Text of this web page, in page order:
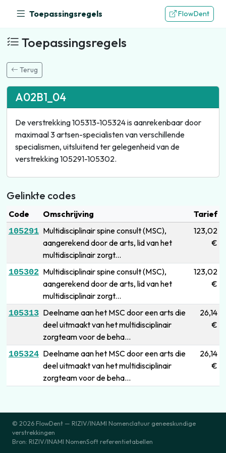
Toepassingsregels FlowDent
Toepassingsregels
Terug
A02B1_04
De verstrekking 105313-105324 is aanrekenbaar door
maximaal 3 artsen-specialisten van verschillende
specialismen, uitsluitend ter gelegenheid van de
verstrekking 105291-105302.
Gelinkte codes
Code Omschrijving Tarief
105291 Multidisciplinair spine consult (MSC),
aangerekend door de arts, lid van het
multidisciplinair zorgt...
123,02
€
105302 Multidisciplinair spine consult (MSC),
aangerekend door de arts, lid van het
multidisciplinair zorgt...
123,02
€
105313 Deelname aan het MSC door een arts die
deel uitmaakt van het multidisciplinair
zorgteam voor de beha...
26,14
€
105324 Deelname aan het MSC door een arts die
deel uitmaakt van het multidisciplinair
zorgteam voor de beha...
26,14
€
© 2026 FlowDent — RIZIV/INAMI Nomenclatuur geneeskundige
verstrekkingen
Bron: RIZIV/INAMI NomenSoft referentietabellen